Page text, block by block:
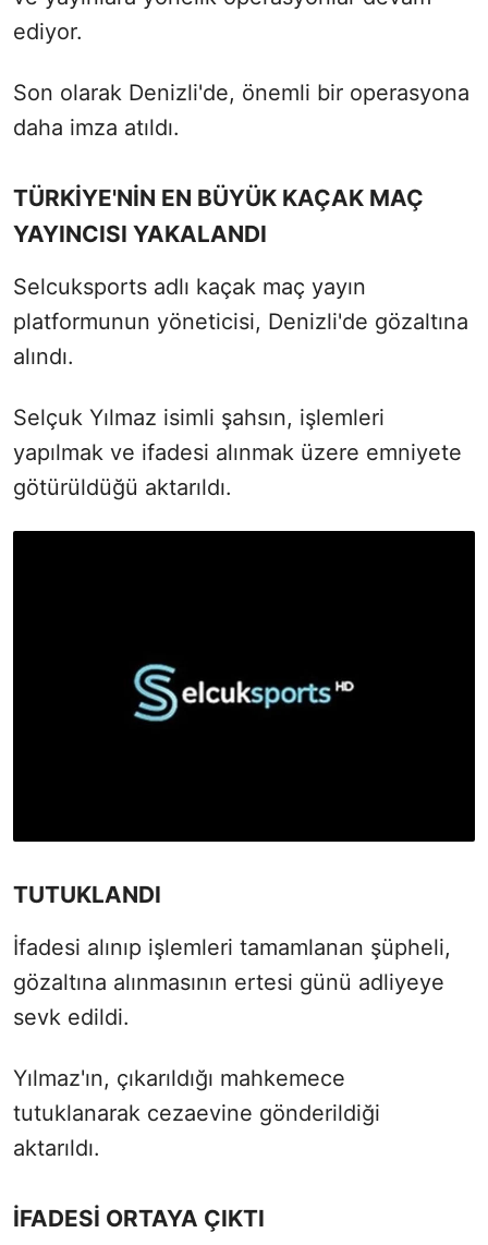
ediyor.
Son olarak Denizli'de, önemli bir operasyona
daha imza atıldı.
TÜRKİYE'NİN EN BÜYÜK KAÇAK MAÇ
YAYINCISI YAKALANDI
Selcuksports adlı kaçak maç yayın
platformunun yöneticisi, Denizli'de gözaltına
alındı.
Selçuk Yılmaz isimli şahsın, işlemleri
yapılmak ve ifadesi alınmak üzere emniyete
götürüldüğü aktarıldı.
TUTUKLANDI
İfadesi alınıp işlemleri tamamlanan şüpheli,
gözaltına alınmasının ertesi günü adliyeye
sevk edildi.
Yılmaz'ın, çıkarıldığı mahkemece
tutuklanarak cezaevine gönderildiği
aktarıldı.
İFADESİ ORTAYA ÇIKTI